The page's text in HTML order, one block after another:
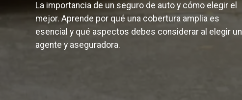
La importancia de un seguro de auto y cómo elegir el
mejor. Aprende por qué una cobertura amplia es
esencial y qué aspectos debes considerar al elegir un
agente y aseguradora.